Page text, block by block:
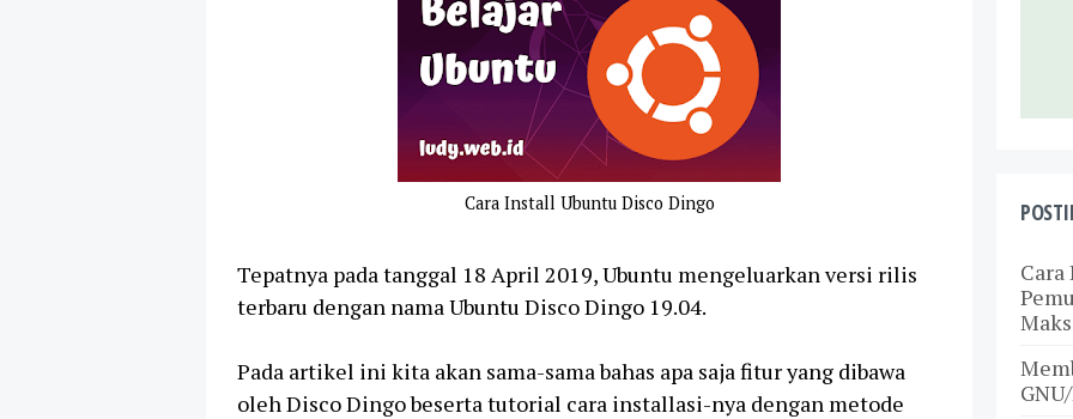
Cara Install Ubuntu Disco Dingo
Tepatnya pada tanggal 18 April 2019, Ubuntu mengeluarkan versi rilis
terbaru dengan nama Ubuntu Disco Dingo 19.04.
Pada artikel ini kita akan sama-sama bahas apa saja fitur yang dibawa
oleh Disco Dingo beserta tutorial cara installasi-nya dengan metode